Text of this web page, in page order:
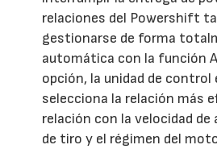
relaciones del Powershift
gestionarse de forma
automática con la función
opción, la unidad de
selecciona la relación más
relación con la velocidad de
de tiro y el régimen del